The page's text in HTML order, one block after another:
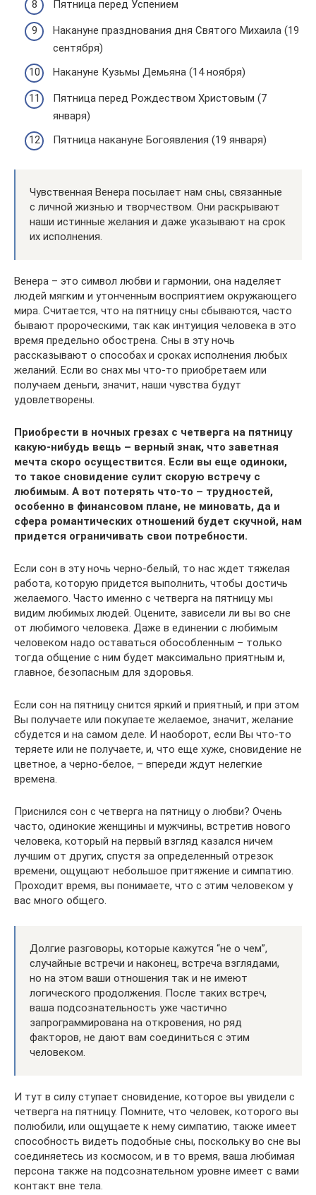
Пятница перед Успением
Накануне празднования дня Святого Михаила (19
сентября)
Накануне Кузьмы Демьяна (14 ноября)
Пятница перед Рождеством Христовым (7
января)
Пятница накануне Богоявления (19 января)
Чувственная Венера посылает нам сны, связанные
с личной жизнью и творчеством. Они раскрывают
наши истинные желания и даже указывают на срок
их исполнения.
Венера – это символ любви и гармонии, она наделяет
людей мягким и утонченным восприятием окружающего
мира. Считается, что на пятницу сны сбываются, часто
бывают пророческими, так как интуиция человека в это
время предельно обострена. Сны в эту ночь
рассказывают о способах и сроках исполнения любых
желаний. Если во снах мы что-то приобретаем или
получаем деньги, значит, наши чувства будут
удовлетворены.
Приобрести в ночных грезах с четверга на пятницу
какую-нибудь вещь – верный знак, что заветная
мечта скоро осуществится. Если вы еще одиноки,
то такое сновидение сулит скорую встречу с
любимым. А вот потерять что-то – трудностей,
особенно в финансовом плане, не миновать, да и
сфера романтических отношений будет скучной, нам
придется ограничивать свои потребности.
Если сон в эту ночь черно-белый, то нас ждет тяжелая
работа, которую придется выполнить, чтобы достичь
желаемого. Часто именно с четверга на пятницу мы
видим любимых людей. Оцените, зависели ли вы во сне
от любимого человека. Даже в единении с любимым
человеком надо оставаться обособленным – только
тогда общение с ним будет максимально приятным и,
главное, безопасным для здоровья.
Если сон на пятницу снится яркий и приятный, и при этом
Вы получаете или покупаете желаемое, значит, желание
сбудется и на самом деле. И наоборот, если Вы что-то
теряете или не получаете, и, что еще хуже, сновидение не
цветное, а черно-белое, – впереди ждут нелегкие
времена.
Приснился сон с четверга на пятницу о любви? Очень
часто, одинокие женщины и мужчины, встретив нового
человека, который на первый взгляд казался ничем
лучшим от других, спустя за определенный отрезок
времени, ощущают небольшое притяжение и симпатию.
Проходит время, вы понимаете, что с этим человеком у
вас много общего.
Долгие разговоры, которые кажутся “не о чем”,
случайные встречи и наконец, встреча взглядами,
но на этом ваши отношения так и не имеют
логического продолжения. После таких встреч,
ваша подсознательность уже частично
запрограммирована на откровения, но ряд
факторов, не дают вам соединиться с этим
человеком.
И тут в силу ступает сновидение, которое вы увидели с
четверга на пятницу. Помните, что человек, которого вы
полюбили, или ощущаете к нему симпатию, также имеет
способность видеть подобные сны, поскольку во сне вы
соединяетесь из космосом, и в то время, ваша любимая
персона также на подсознательном уровне имеет с вами
контакт вне тела.